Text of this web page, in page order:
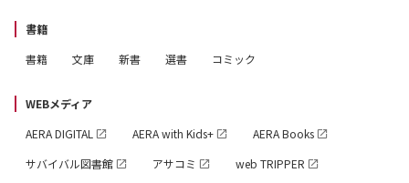
【目次】
序章：マジックからロジックへ
1章：クイズの歴史
2章：早押しクイズの分類
2.5章：早押しクイズの分類、そのテレビへの応用
3章：クイズと誤答
書籍
書籍
文庫 新書 選書 コミック
WEBメディア
AERA DIGITAL
AERA with Kids+
AERA Books
サバイバル図書館
アサコミ
web TRIPPER